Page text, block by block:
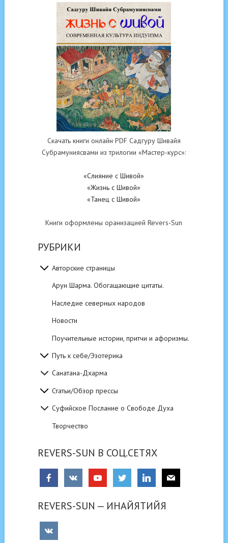
Скачать книги онлайн PDF Садгуру Шивайя
Субрамуниясвами из трилогии «Мастер-курс»:
«Слияние с Шивой»
«Жизнь с Шивой»
«Танец с Шивой»
Книги оформлены оранизацией Revers-Sun
РУБРИКИ
Авторские страницы
Арун Шарма. Обогащающие цитаты.
Наследие северных народов
Новости
Поучительные истории, притчи и афоризмы.
Путь к себе/Эзотерика
Санатана-Дхарма
Статьи/Обзор прессы
Суфийское Послание о Свободе Духа
Творчество
REVERS-SUN В СОЦ.СЕТЯХ
REVERS-SUN — ИНАЙЯТИЙЯ